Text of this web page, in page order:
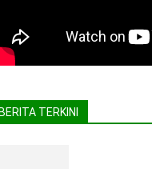
TERKINI